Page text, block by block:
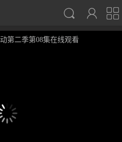



第二季第08集在线观看